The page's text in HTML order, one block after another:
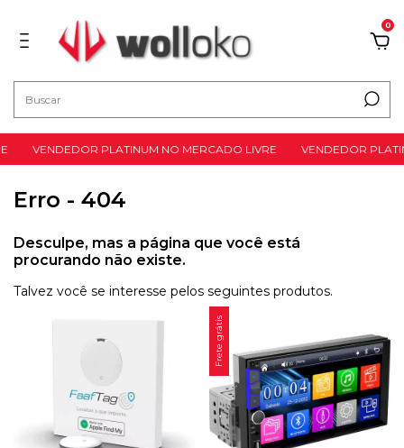
0
VENDEDOR PLATINUM NO MERCADO LIVRE VENDEDOR
Erro - 404
Desculpe, mas a página que você está
procurando não existe.
Talvez você se interesse pelos seguintes produtos.
Frete grátis